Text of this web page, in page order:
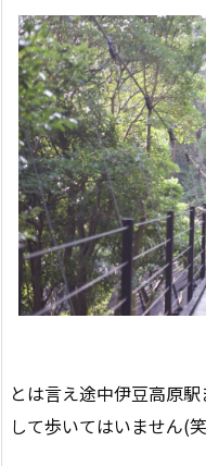
とは言え途中伊豆高原
して歩いてはいません(